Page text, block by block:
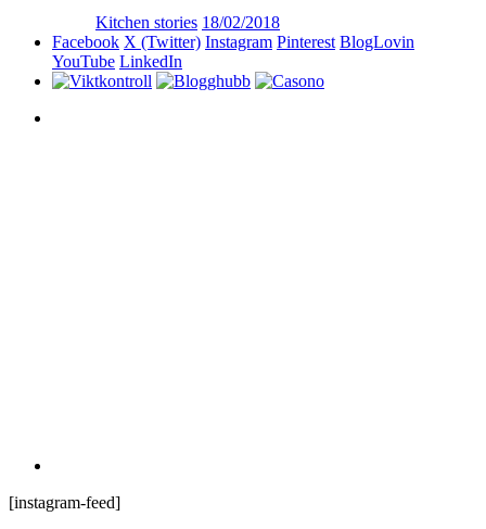
Kitchen stories 18/02/2018
Facebook X (Twitter) Instagram Pinterest BlogLovin
YouTube LinkedIn
[instagram-feed]